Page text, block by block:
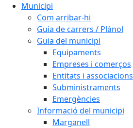
Municipi
Com arribar-hi
Guia de carrers / Plànol
Guia del municipi
Equipaments
Empreses i comerços
Entitats i associacions
Subministraments
Emergències
Informació del municipi
Marganell